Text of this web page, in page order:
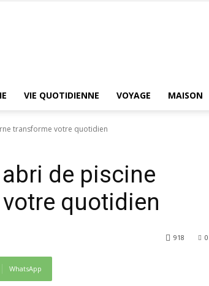
VIE QUOTIDIENNE VOYAGE MAISON
transforme votre quotidien
de piscine
quotidien
0
918
WhatsApp